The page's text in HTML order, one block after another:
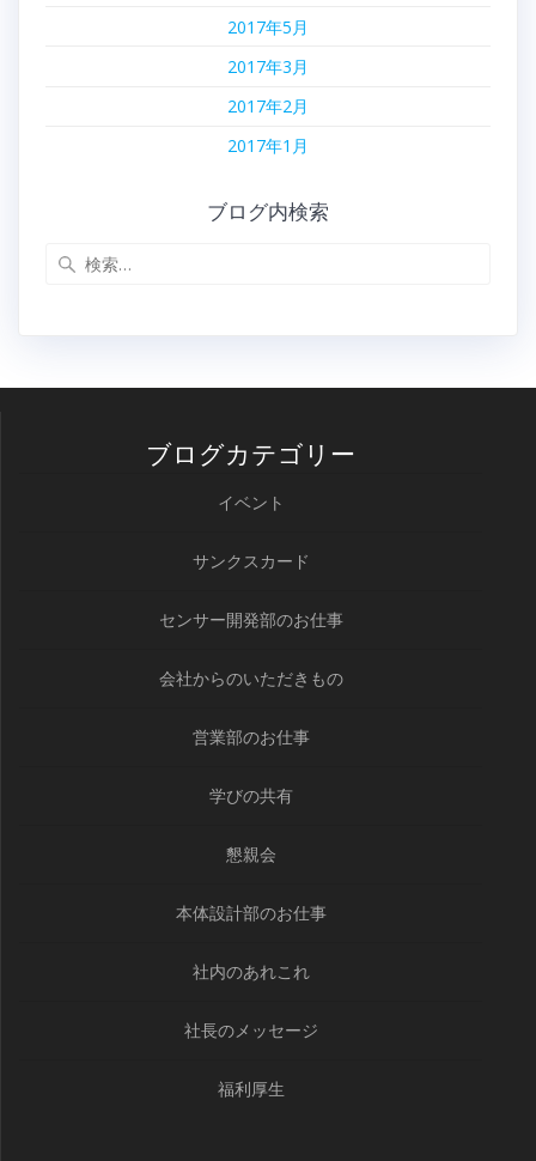
2017年5月
2017年3月
2017年2月
2017年1月
ブログ内検索
ブログカテゴリー
イベント
サンクスカード
センサー開発部のお仕事
会社からのいただきもの
営業部のお仕事
学びの共有
懇親会
本体設計部のお仕事
社内のあれこれ
社長のメッセージ
福利厚生